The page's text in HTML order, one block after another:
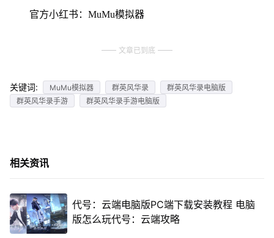
官方小红书：MuMu模拟器
文章已到底
关键词: MuMu模拟器 群英风华录
群英风华录电脑版
群英风华录手游
群英风华录手游电脑版
相关资讯
代号：云端电脑版PC端下载安装教程 电脑
版怎么玩代号：云端攻略